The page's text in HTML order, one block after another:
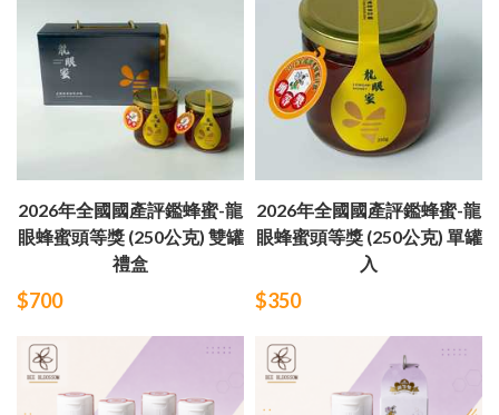
2026年全國國產評鑑蜂蜜-龍
眼蜂蜜頭等獎 (250公克) 雙罐
禮盒
$700
2026年全國國產評鑑蜂蜜-龍
眼蜂蜜頭等獎 (250公克) 單罐
入
$350